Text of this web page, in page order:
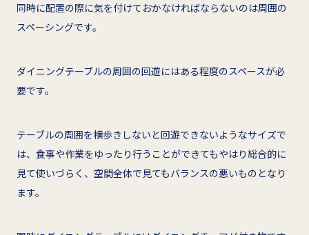
同時に配置の際に気を付けておかなければならないのは周囲の
スペーシングです。
ダイニングテーブルの周囲の回遊にはある程度のスペースが必
要です。
テーブルの周囲を横歩きしないと回遊できないようなサイズで
は、食事や作業をゆったり行うことができてもやはり総合的に
見て使いづらく、空間全体で見てもバランスの悪いものとなり
ます。